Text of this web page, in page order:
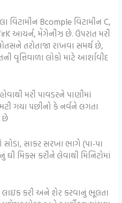
વિટામીન Bcomple વિટામીન C,
આયર્ન, મેંગેનીઝ છે. ઉપરાંત મરી
તરોતાજા રાખવા સમર્થ છે,
લોકો માટે આર્શાવીદ
મરી પાવડરને પાણીમાં
ગયા પછીનો કે નર્વને લગતા
છે
સોડા, સાકર સરખા ભાગે (પા-પા
મિક્સ કરીને લેવાથી મિનિટોમાં
લાઇક કરી અને શેર કરવાનું ભૂલતા